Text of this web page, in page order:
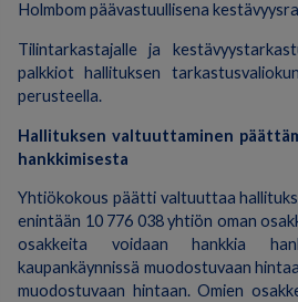
Holmbom päävastuullisena
Tilintarkastajalle ja
palkkiot hallituksen
perusteella.
Hallituksen valtuuttaminen
hankkimisesta
Yhtiökokous päätti valtuuttaa
enintään 10 776 038 yhtiön oman
osakkeita voidaan hankkia
kaupankäynnissä muodostuvaan
muodostuvaan hintaan. Omien